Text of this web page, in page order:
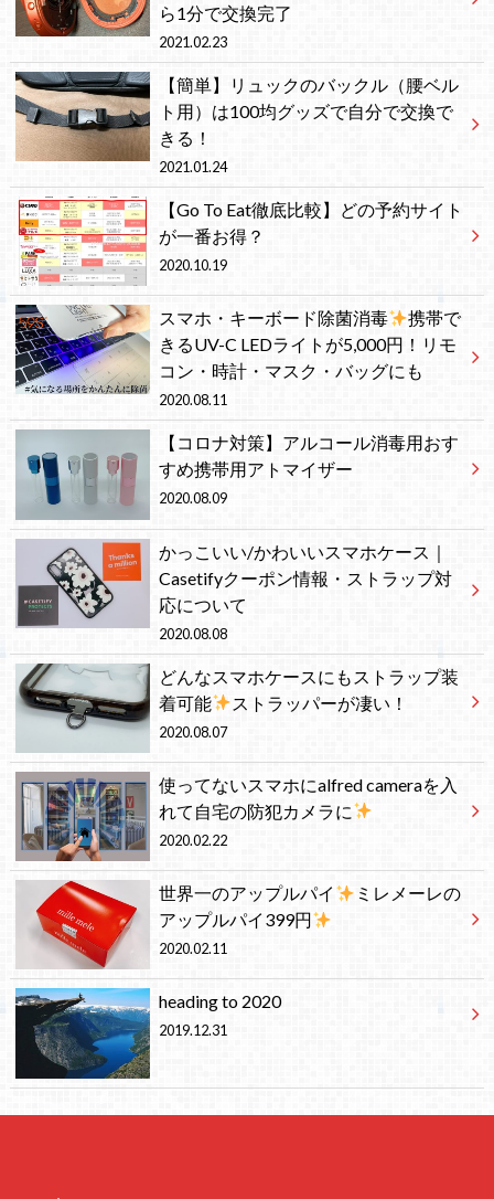
ら1分で交換完了
2021.02.23
【簡単】リュックのバックル（腰ベル
ト用）は100均グッズで自分で交換で
きる！
2021.01.24
【Go To Eat徹底比較】どの予約サイト
が一番お得？
2020.10.19
スマホ・キーボード除菌消毒
携帯で
きるUV-C LEDライトが5,000円！リモ
コン・時計・マスク・バッグにも
2020.08.11
【コロナ対策】アルコール消毒用おす
すめ携帯用アトマイザー
2020.08.09
かっこいい/かわいいスマホケース｜
Casetifyクーポン情報・ストラップ対
応について
2020.08.08
どんなスマホケースにもストラップ装
着可能
ストラッパーが凄い！
2020.08.07
使ってないスマホにalfred cameraを入
れて自宅の防犯カメラに
2020.02.22
世界一のアップルパイ
ミレメーレの
アップルパイ399円
2020.02.11
heading to 2020
2019.12.31